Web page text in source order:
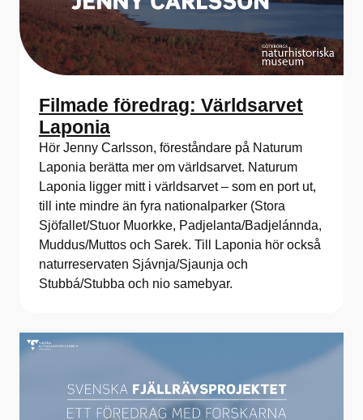
Filmade föredrag: Världsarvet
Laponia
Hör Jenny Carlsson, föreståndare på Naturum
Laponia berätta mer om världsarvet. Naturum
Laponia ligger mitt i världsarvet – som en port ut,
till inte mindre än fyra nationalparker (Stora
Sjöfallet/Stuor Muorkke, Padjelanta/Badjelánnda,
Muddus/Muttos och Sarek. Till Laponia hör också
naturreservaten Sjávnja/Sjaunja och
Stubbá/Stubba och nio samebyar.